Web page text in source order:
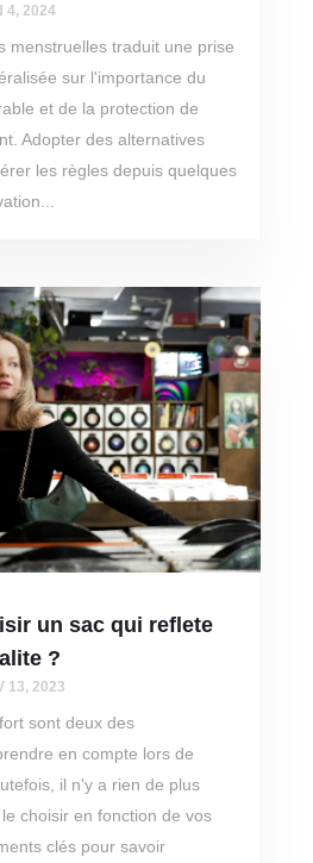
4, 2024
menstruelles traduit une prise
sur l'importance du
et de la protection de
Adopter des alternatives
les règles depuis quelques
un sac qui reflete
?
13, 2023
sont deux des
en compte lors de
il n'y a rien de plus
choisir en fonction de vos
clés pour savoir